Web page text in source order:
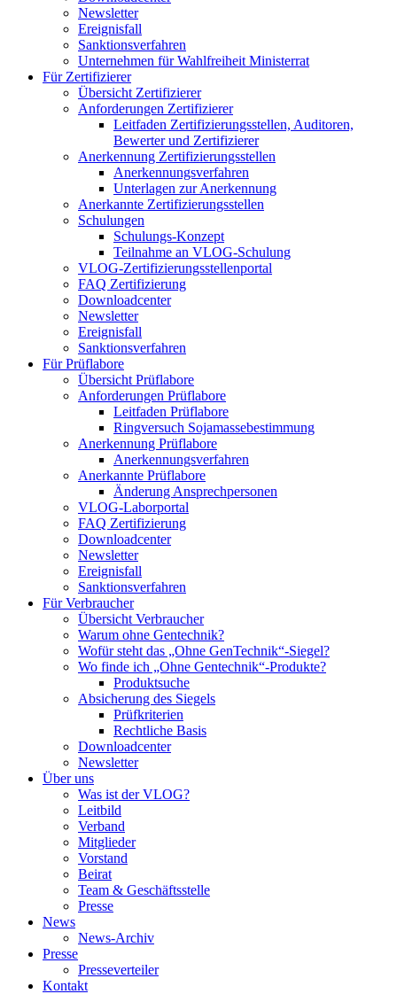
Newsletter
Ereignisfall
Sanktionsverfahren
Unternehmen für Wahlfreiheit Ministerrat
Für Zertifizierer
Übersicht Zertifizierer
Anforderungen Zertifizierer
Leitfaden Zertifizierungsstellen, Auditoren,
Bewerter und Zertifizierer
Anerkennung Zertifizierungsstellen
Anerkennungsverfahren
Unterlagen zur Anerkennung
Anerkannte Zertifizierungsstellen
Schulungen
Schulungs-Konzept
Teilnahme an VLOG-Schulung
VLOG-Zertifizierungsstellenportal
FAQ Zertifizierung
Downloadcenter
Newsletter
Ereignisfall
Sanktionsverfahren
Für Prüflabore
Übersicht Prüflabore
Anforderungen Prüflabore
Leitfaden Prüflabore
Ringversuch Sojamassebestimmung
Anerkennung Prüflabore
Anerkennungsverfahren
Anerkannte Prüflabore
Änderung Ansprechpersonen
VLOG-Laborportal
FAQ Zertifizierung
Downloadcenter
Newsletter
Ereignisfall
Sanktionsverfahren
Für Verbraucher
Übersicht Verbraucher
Warum ohne Gentechnik?
Wofür steht das „Ohne GenTechnik“-Siegel?
Wo finde ich „Ohne Gentechnik“-Produkte?
Produktsuche
Absicherung des Siegels
Prüfkriterien
Rechtliche Basis
Downloadcenter
Newsletter
Über uns
Was ist der VLOG?
Leitbild
Verband
Mitglieder
Vorstand
Beirat
Team & Geschäftsstelle
Presse
News
News-Archiv
Presse
Presseverteiler
Kontakt